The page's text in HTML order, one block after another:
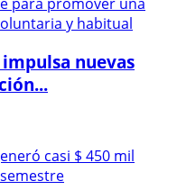
nuevas